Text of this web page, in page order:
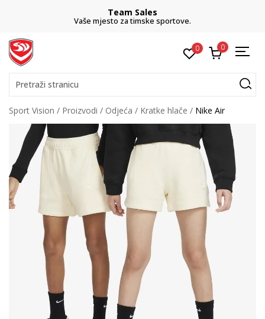
Team Sales
Vaše mjesto za timske sportove.
0 0
Pretraži stranicu
Sport Vision Proizvodi Odjeća Kratke hlače Nike Air